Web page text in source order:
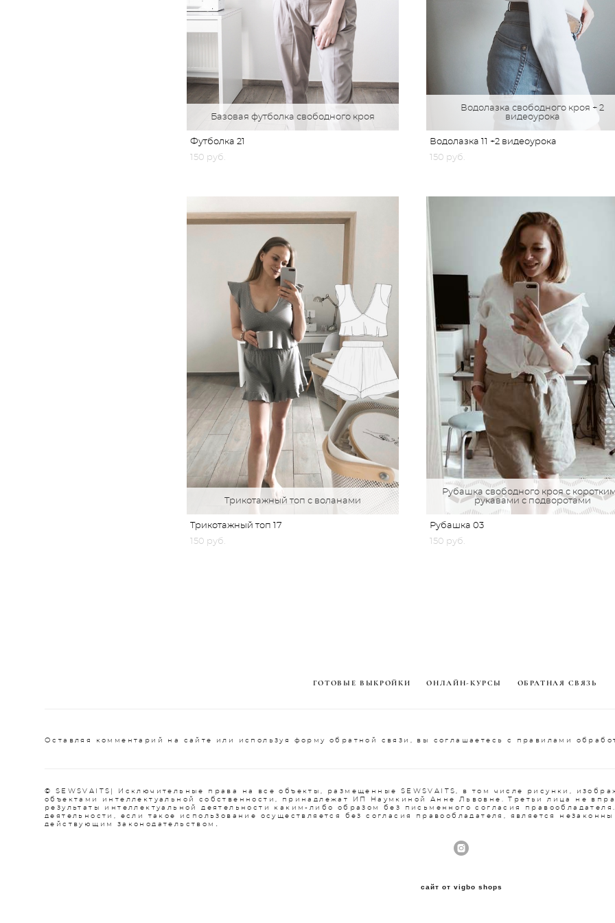
Базовая футболка свободного кроя
Футболка 21
150 pуб.
Водолазка свободного кроя + 2
видеоурока
Водолазка 11 +2 видеоурока
150 pуб.
Трикотажный топ с воланами
Трикотажный топ 17
150 pуб.
Рубашка свободного кроя с
рукавами с подворотами
Рубашка 03
150 pуб.
ГОТОВЫЕ ВЫКРОЙКИ ОНЛАЙН-КУРСЫ ОБРАТНАЯ СВЯЗЬ
Оставляя комментарий на сайте или используя форму обратной связи, вы соглашаетесь с правилами
© SEWSVAITS| Исключительные права на все объекты, размещенные SEWSVAITS, в том числе рисунки,
объектами интеллектуальной собственности, принадлежат ИП Наумкиной Анне Львовне. Третьи лица не
результаты интеллектуальной деятельности каким-либо образом без письменного согласия
деятельности, если такое использование осуществляется без согласия правообладателя, является
действующим законодательством
сайт от vigbo shops